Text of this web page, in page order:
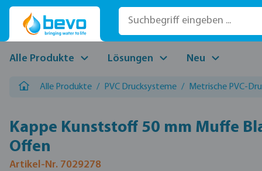
Hauptinhalt springen
Zur Suche springen
Zur Hauptnavigation springen
Alle Produkte Lösungen Neu
Alle Produkte / PVC Drucksysteme / Metrische PVC-
Kappe Kunststoff 50 mm Muffe
Offen
Artikel-Nr. 7029278